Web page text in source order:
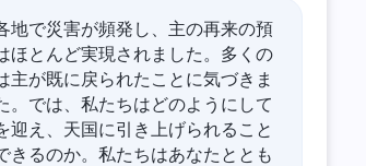
地で災害が頻発し、主の再来の預
ほとんど実現されました。多くの
主が既に戻られたことに気づきま
。では、私たちはどのようにして
迎え、天国に引き上げられること
きるのか。私たちはあなたととも